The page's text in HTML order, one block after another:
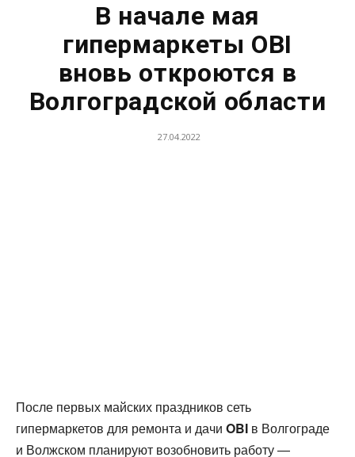
В начале мая
гипермаркеты OBI
вновь откроются в
Волгоградской области
27.04.2022
После первых майских праздников сеть
гипермаркетов для ремонта и дачи OBI в Волгограде
и Волжском планируют возобновить работу —